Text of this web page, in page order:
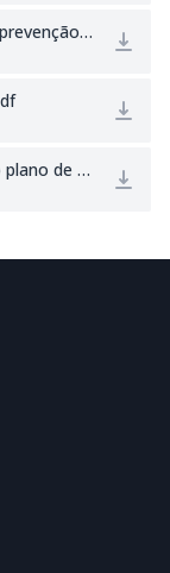
Código de boa conduta para a prevenção e combate ao assédio.pdf
Instrução para a elaboração do plano de gestão de riscos.pdf